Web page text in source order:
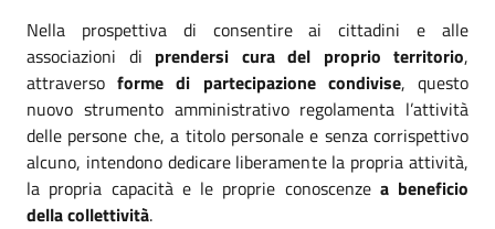
Nella prospettiva di consentire ai cittadini e alle
associazioni di prendersi cura del proprio territorio,
attraversoforme di partecipazione condivise, questo
nuovo strumento amministrativo regolamenta l’attività
delle persone che, a titolo personale e senza corrispettivo
alcuno, intendono dedicare liberamente la propria attività,
la propria capacità e le proprie conoscenze a beneficio
della collettività.